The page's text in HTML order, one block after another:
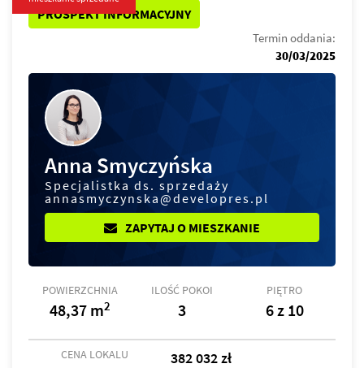
PROSPEKT INFORMACYJNY
Termin oddania:
30/03/2025
Anna Smyczyńska
Specjalistka ds. sprzedaży
annasmyczynska@developres.pl
ZAPYTAJ O MIESZKANIE
POWIERZCHNIA
48,37 m2
ILOŚĆ POKOI
3
PIĘTRO
6 z 10
CENA LOKALU 382 032 zł